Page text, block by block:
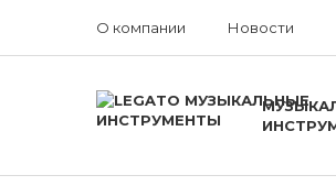
О компании Новости